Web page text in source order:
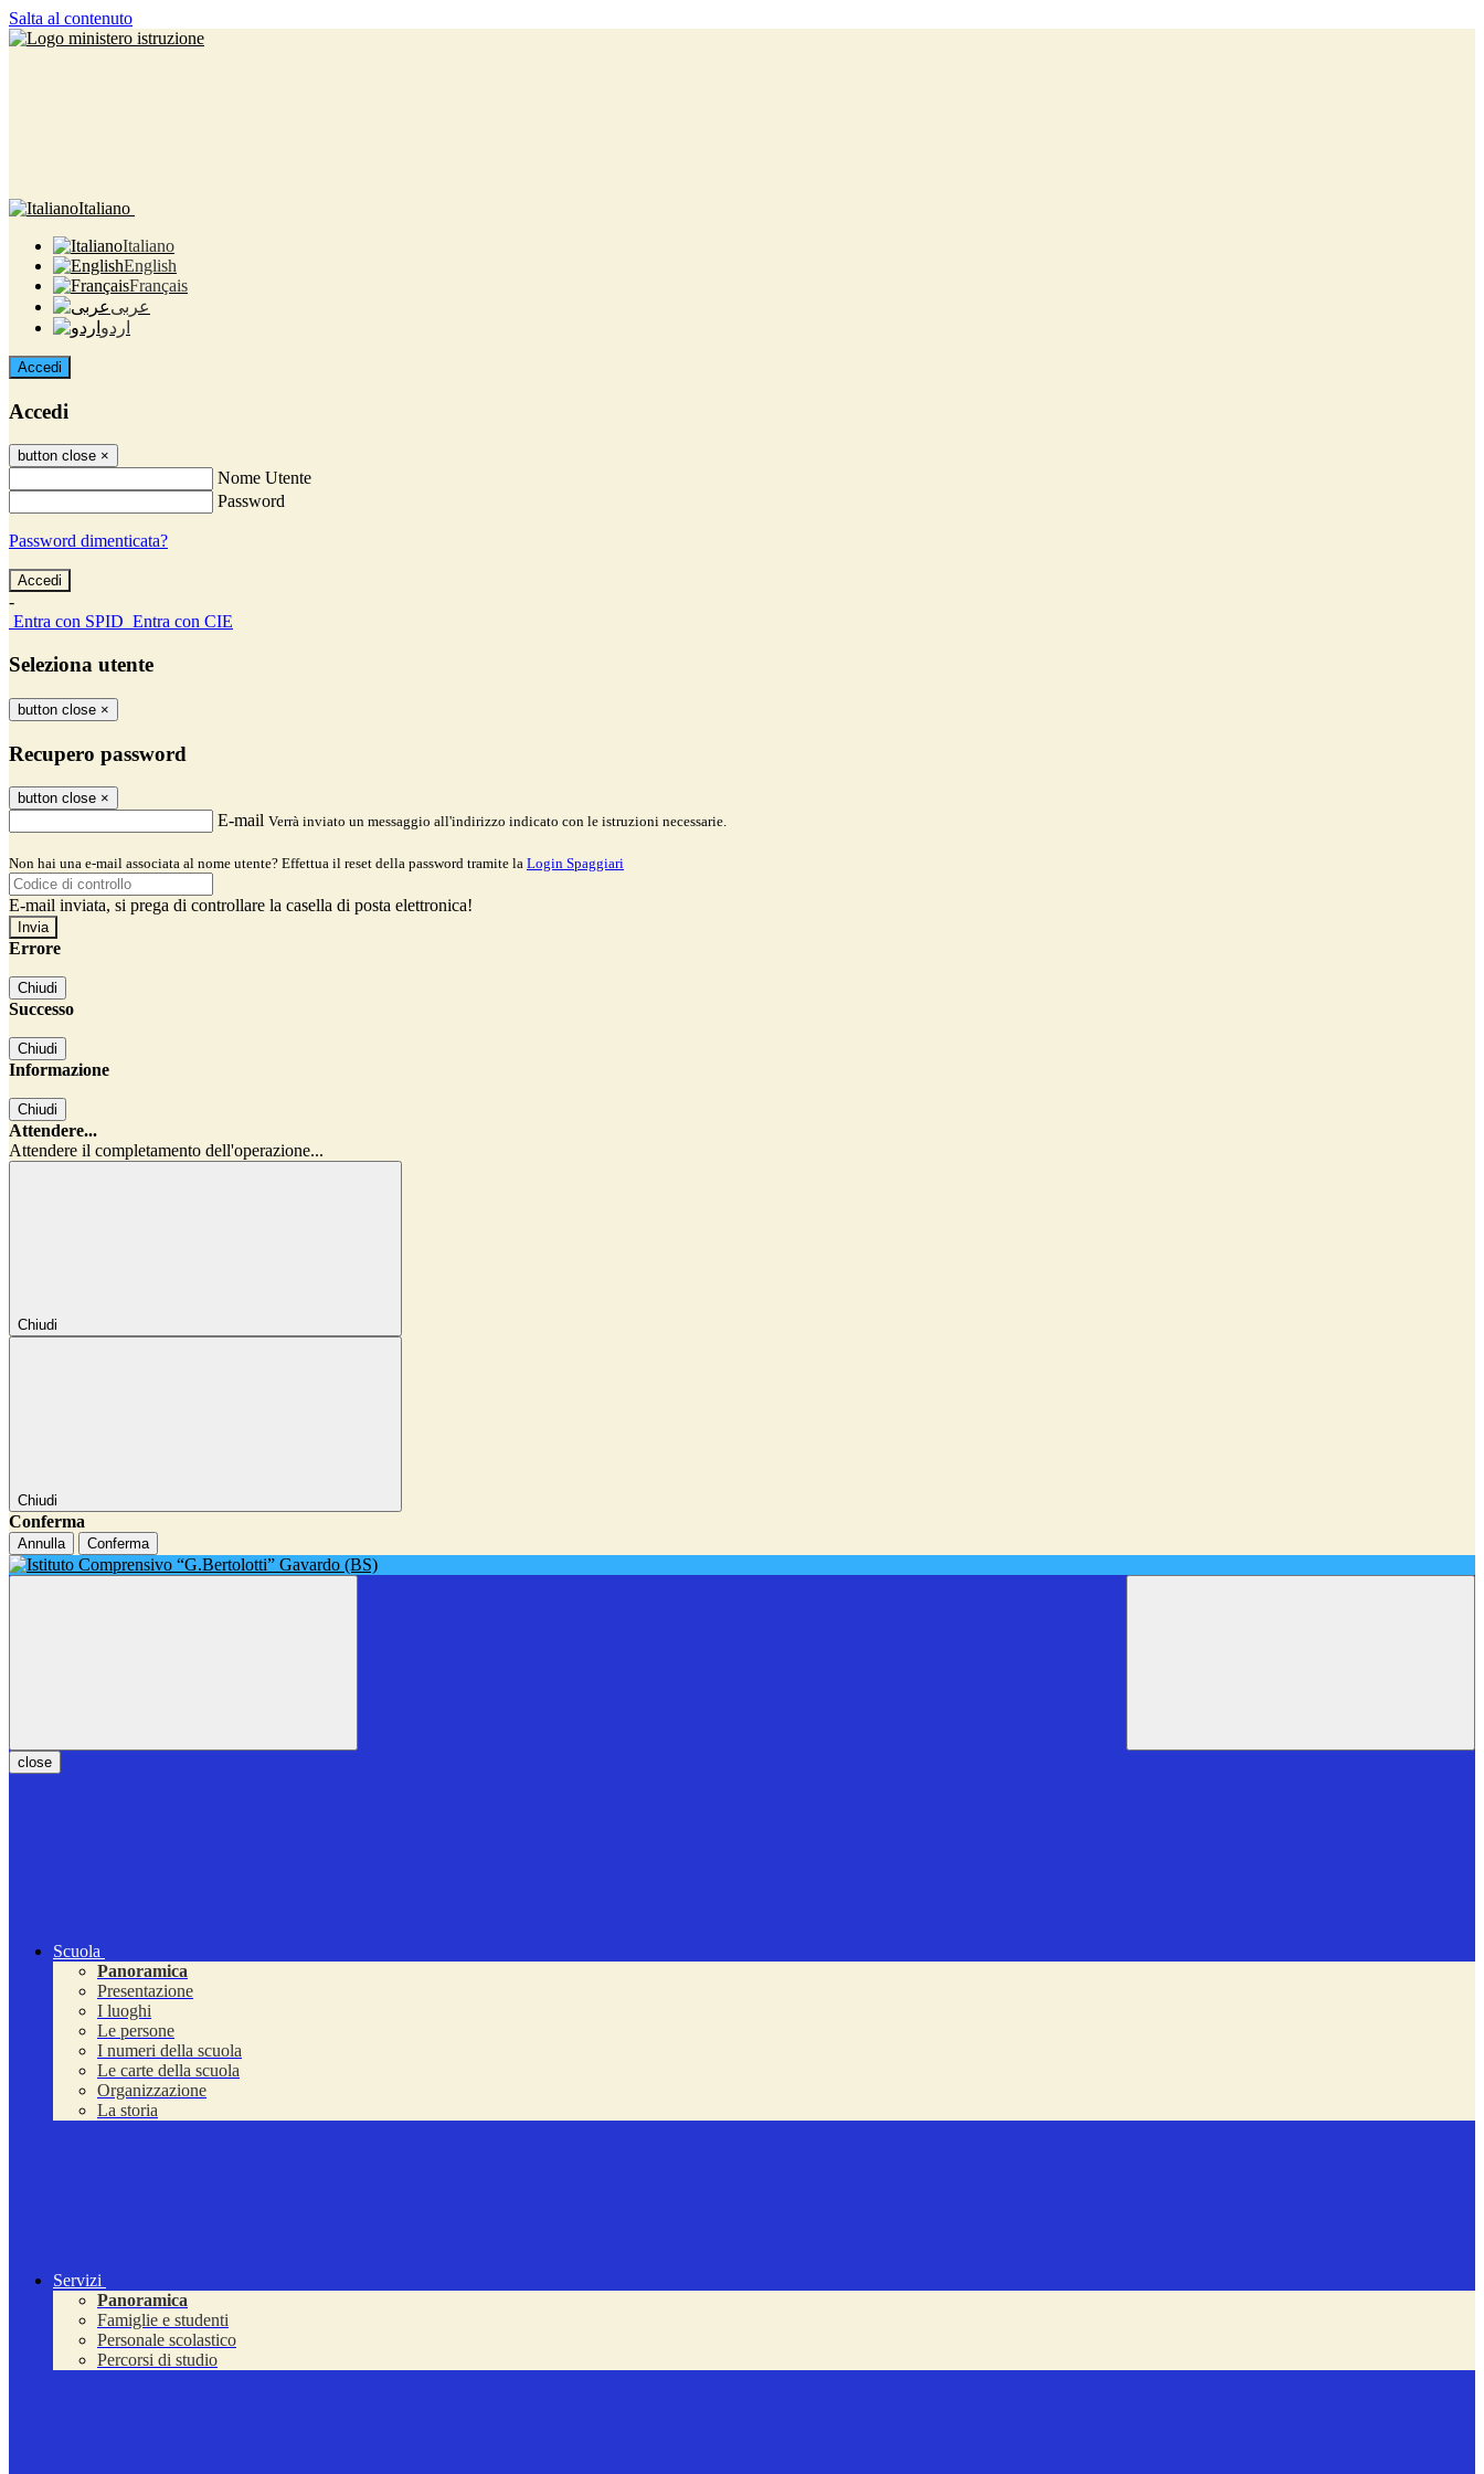
Salta al contenuto
Italiano
Italiano
English
Français
عربى
اردو
Accedi
Accedi
button close ×
Nome Utente
Password
Password dimenticata?
-
Entra con SPID Entra con CIE
Seleziona utente
button close ×
Recupero password
button close ×
E-mail Verrà inviato un messaggio all'indirizzo indicato con le istruzioni necessarie.
Non hai una e-mail associata al nome utente? Effettua il reset della password tramite la Login Spaggiari
E-mail inviata, si prega di controllare la casella di posta elettronica!
Errore
Chiudi
Successo
Chiudi
Informazione
Chiudi
Attendere...
Attendere il completamento dell'operazione...
Chiudi
Chiudi
Conferma
Annulla Conferma
close
Scuola
Panoramica
Presentazione
I luoghi
Le persone
I numeri della scuola
Le carte della scuola
Organizzazione
La storia
Servizi
Panoramica
Famiglie e studenti
Personale scolastico
Percorsi di studio